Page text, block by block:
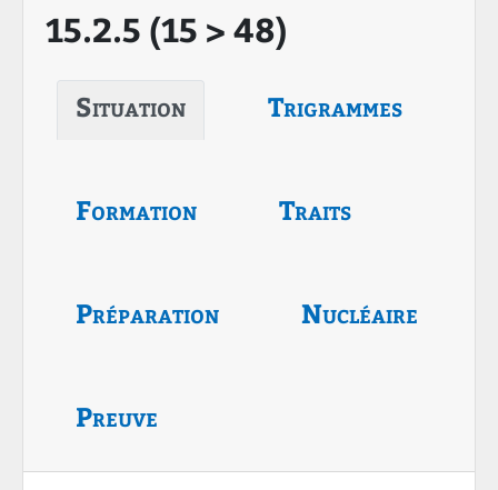
15.2.5 (15 > 48)
Situation Trigrammes
Formation Traits
Préparation Nucléaire
Preuve